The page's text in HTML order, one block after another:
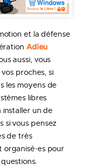
et la défense
Adieu
aussi, vous
proches, si
les moyens de
libres
installer un de
si vous pensez
de très
organisé·es pour